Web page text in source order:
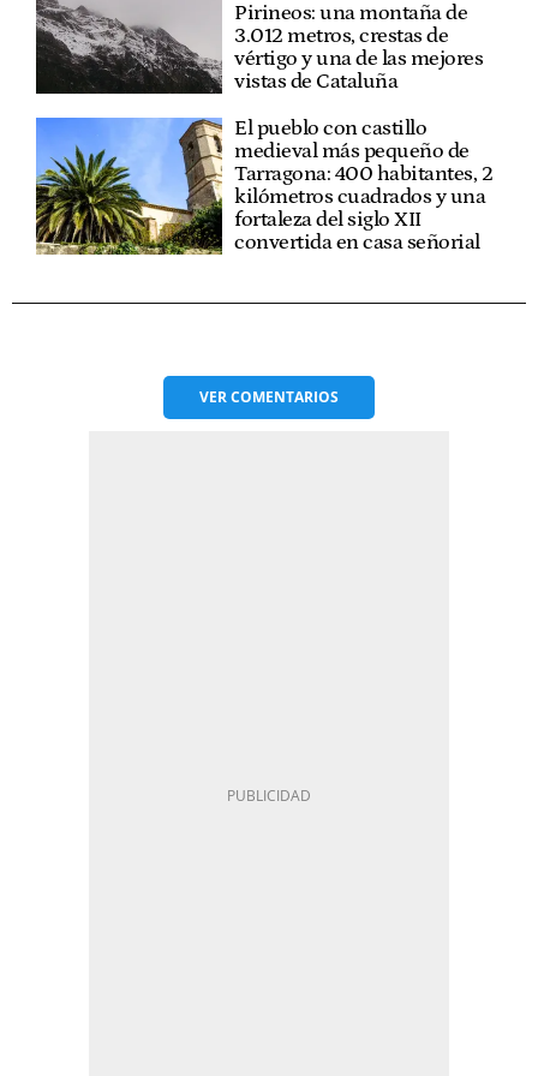
Pirineos: una montaña de
3.012 metros, crestas de
vértigo y una de las mejores
vistas de Cataluña
El pueblo con castillo
medieval más pequeño de
Tarragona: 400 habitantes, 2
kilómetros cuadrados y una
fortaleza del siglo XII
convertida en casa señorial
VERCOMENTARIOS